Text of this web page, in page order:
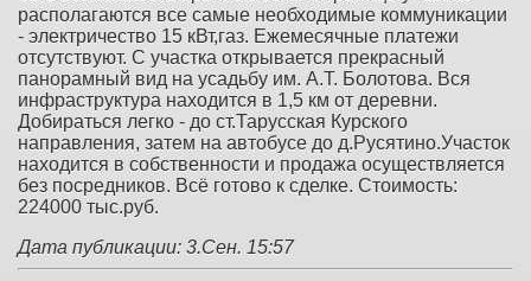
располагаются все самые необходимые коммуникации
- электричество 15 кВт,газ. Ежемесячные платежи
отсутствуют. С участка открывается прекрасный
панорамный вид на усадьбу им. А.Т. Болотова. Вся
инфраструктура находится в 1,5 км от деревни.
Добираться легко - до ст.Тарусская Курского
направления, затем на автобусе до д.Русятино.Участок
находится в собственности и продажа осуществляется
без посредников. Всё готово к сделке. Стоимость:
224000 тыс.руб.
Дата публикации: 3.Сен. 15:57